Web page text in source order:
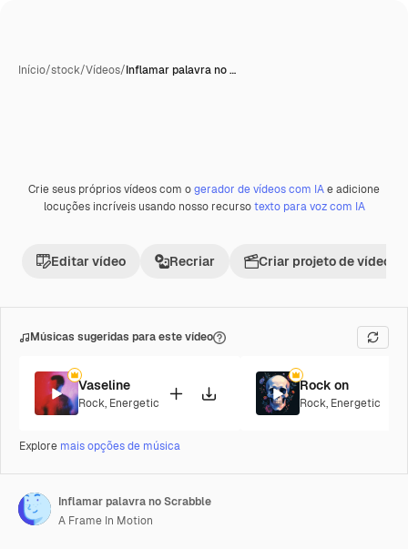
Início/stock/Vídeos/Inflamar palavra no …
Premium
Crie seus próprios vídeos com ogerador de vídeos com IAe adicione
locuções incríveis usando nosso recursotexto para voz com IA
Editar vídeo Recriar Criar projeto de vídeo
Músicas sugeridas para este vídeo
Vaseline
Rock, Energetic
Rock on
Rock, Energetic
Explore mais opções de música
Inflamar palavra no Scrabble
A Frame In Motion